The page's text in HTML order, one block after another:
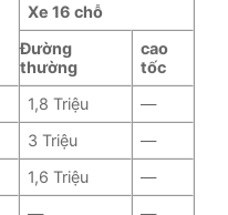
Xe 16 chỗ
Đường
thường
cao
tốc
1,8 Triệu
—
3 Triệu
—
1,6 Triệu
—